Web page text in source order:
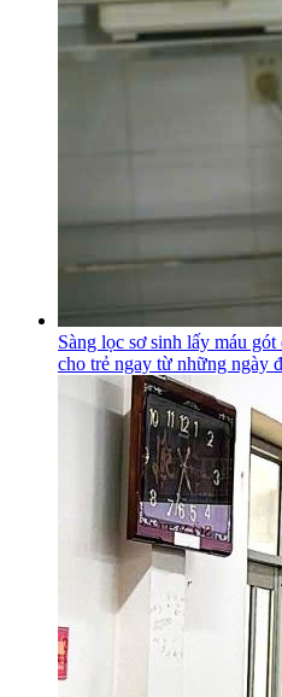
Sàng lọc sơ sinh lấy máu
cho trẻ ngay từ những ngày